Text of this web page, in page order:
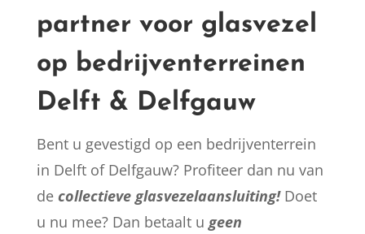
partner voor glasvezel
op bedrijventerreinen
Delft & Delfgauw
Bent u gevestigd op een bedrijventerrein
in Delft of Delfgauw? Profiteer dan nu van
de collectieve glasvezelaansluiting!Doet
u nu mee? Dan betaalt u geen